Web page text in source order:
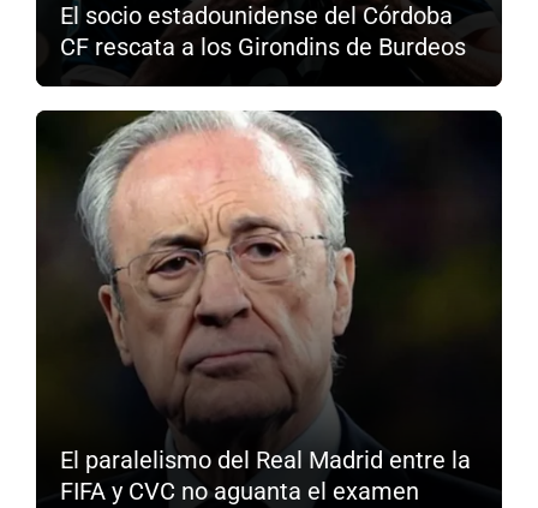
El socio estadounidense del Córdoba
CF rescata a los Girondins de Burdeos
El paralelismo del Real Madrid entre la
FIFA y CVC no aguanta el examen